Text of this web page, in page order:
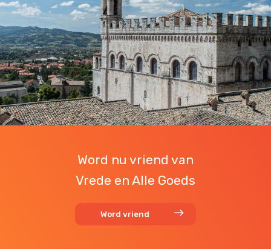
Word nu vriend van
Vrede en Alle Goeds
Word vriend